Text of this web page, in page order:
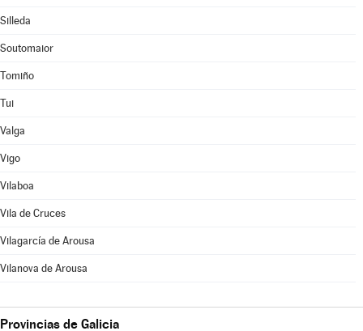
Silleda
Soutomaior
Tomiño
Tui
Valga
Vigo
Vilaboa
Vila de Cruces
Vilagarcía de Arousa
Vilanova de Arousa
Provincias de Galicia